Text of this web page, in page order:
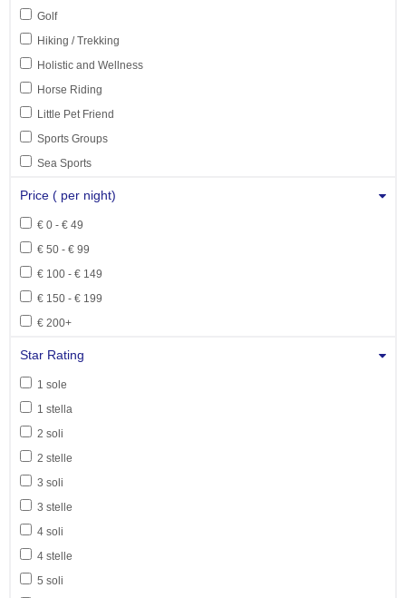
Golf
Hiking / Trekking
Holistic and Wellness
Horse Riding
Little Pet Friend
Sports Groups
Sea Sports
Price ( per night)
€ 0 - € 49
€ 50 - € 99
€ 100 - € 149
€ 150 - € 199
€ 200+
Star Rating
1 sole
1 stella
2 soli
2 stelle
3 soli
3 stelle
4 soli
4 stelle
5 soli